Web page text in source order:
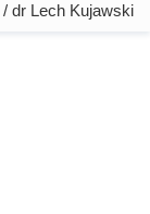
/ dr Lech Kujawski